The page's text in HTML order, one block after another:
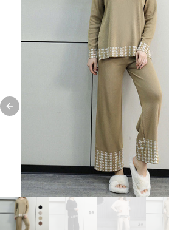
Previous slide